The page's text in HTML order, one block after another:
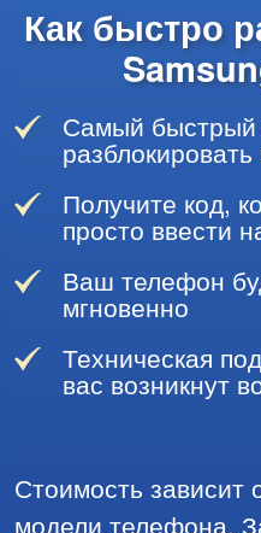
Как быстро
Самый быстрый
Получите код,
просто ввести
Ваш телефон
мгновенно
Техническая
вас возникнут
Стоимость зависит
модели телефона.